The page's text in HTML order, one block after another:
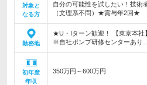
対象と
なる方
自分の可能性を試したい！技
（文理系不問）★賞与年2回★
勤務地
★U・Iターン歓迎！ 【東京本社
※自社ポンプ研修センターあり…
初年度
年収
350万円～600万円